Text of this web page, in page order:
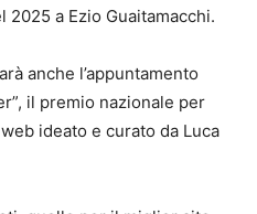
2025 a Ezio Guaitamacchi.
anche l’appuntamento
il premio nazionale per
ideato e curato da Luca